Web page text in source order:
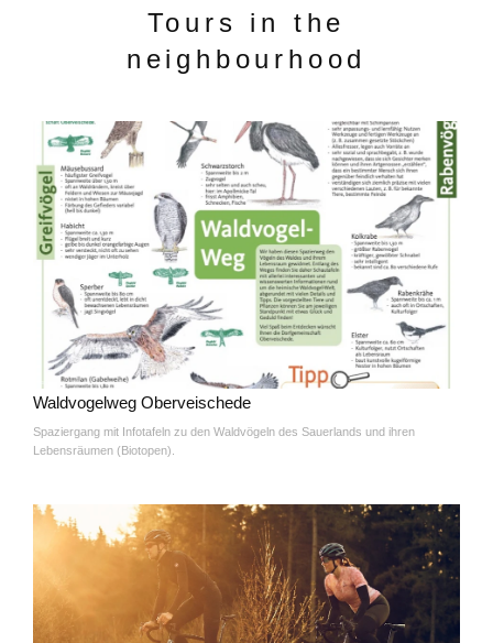
Tours in the
neighbourhood
Waldvogelweg Oberveischede
Spaziergang mit Infotafeln zu den Waldvögeln des Sauerlands und ihren
Lebensräumen (Biotopen).